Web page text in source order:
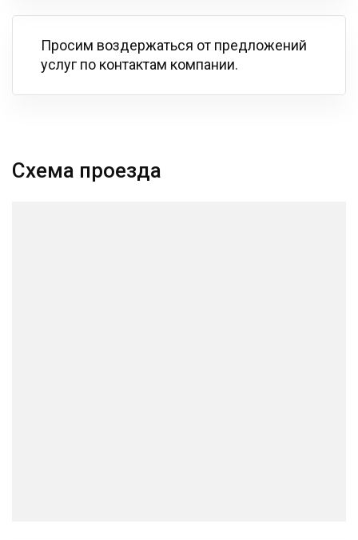
Просим воздержаться от предложений
услуг по контактам компании.
Схема проезда